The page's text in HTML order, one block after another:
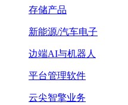
存储产品
新能源/汽车电子
边端AI与机器人
平台管理软件
云尖智擎业务